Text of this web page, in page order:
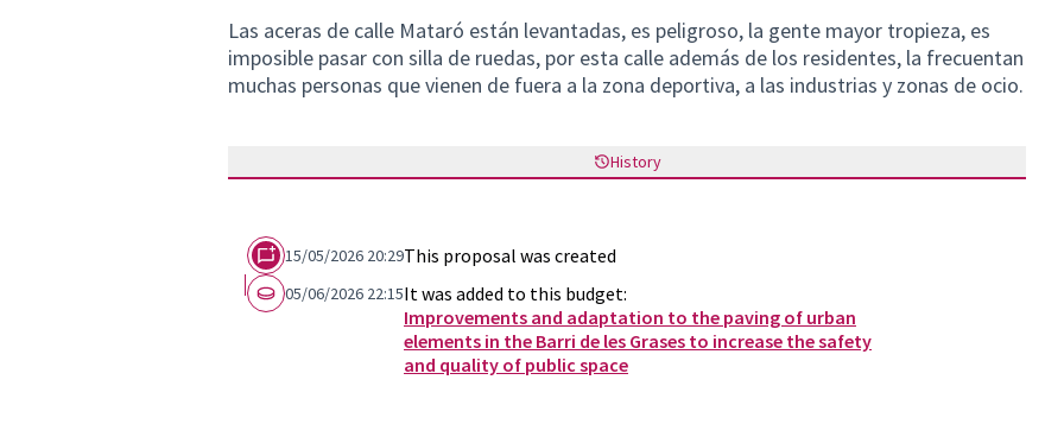
Las aceras de calle Mataró están levantadas, es peligroso, la gente mayor tropieza, es
imposible pasar con silla de ruedas, por esta calle además de los residentes, la frecuentan
muchas personas que vienen de fuera a la zona deportiva, a las industrias y zonas de ocio.
History
15/05/2026 20:29This proposal was created
05/06/2026 22:15It was added to this budget:
Improvements and adaptation to the paving of urban
elements in the Barri de les Grases to increase the safety
and quality of public space